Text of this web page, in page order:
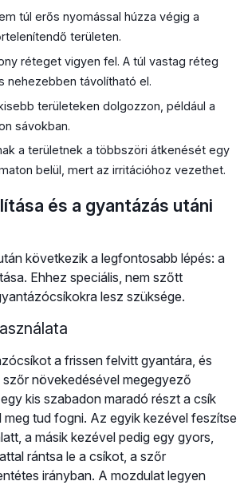
túl erős nyomással húzza végig a
területen.
réteget vigyen fel. A túl vastag réteg
nehezebben távolítható el.
területeken dolgozzon, például a
sávokban.
a területnek a többszöri átkenését egy
belül, mert az irritációhoz vezethet.
és a gyantázás utáni
következik a legfontosabb lépés: a
Ehhez speciális, nem szőtt
lesz szüksége.
a frissen felvitt gyantára, és
szőr növekedésével megegyező
kis szabadon maradó részt a csík
meg tud fogni. Az egyik kezével feszítse
a másik kezével pedig egy gyors,
rántsa le a csíkot, a szőr
irányban. A mozdulat legyen